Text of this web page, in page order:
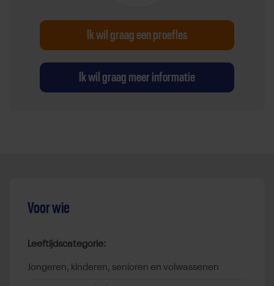
Ik wil graag een proefles
Ik wil graag meer informatie
Voor wie
Leeftijdscategorie:
jongeren, kinderen, senioren en volwassenen